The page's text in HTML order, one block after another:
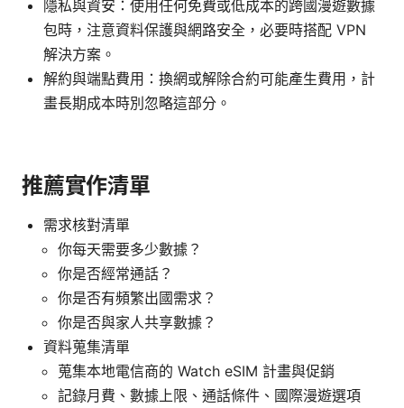
隱私與資安：使用任何免費或低成本的跨國漫遊數據
包時，注意資料保護與網路安全，必要時搭配 VPN
解決方案。
解約與端點費用：換網或解除合約可能產生費用，計
畫長期成本時別忽略這部分。
推薦實作清單
需求核對清單
你每天需要多少數據？
你是否經常通話？
你是否有頻繁出國需求？
你是否與家人共享數據？
資料蒐集清單
蒐集本地電信商的 Watch eSIM 計畫與促銷
記錄月費、數據上限、通話條件、國際漫遊選項